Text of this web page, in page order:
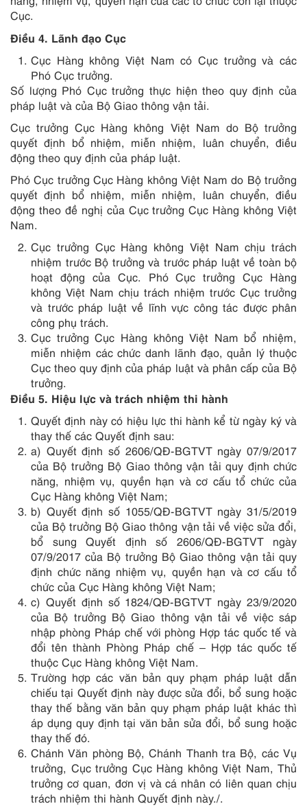
Cục.
Điều 4. Lãnh đạo Cục
Cục Hàng không Việt Nam có Cục trưởng và các
Phó Cục trưởng.
Số lượng Phó Cục trưởng thực hiện theo quy định của
pháp luật và của Bộ Giao thông vận tải.
Cục trưởng Cục Hàng không Việt Nam do Bộ trưởng
quyết định bổ nhiệm, miễn nhiệm, luân chuyển, điều
động theo quy định của pháp luật.
Phó Cục trưởng Cục Hàng không Việt Nam do Bộ trưởng
quyết định bổ nhiệm, miễn nhiệm, luân chuyển, điều
động theo đề nghị của Cục trưởng Cục Hàng không Việt
Nam.
Cục trưởng Cục Hàng không Việt Nam chịu trách
nhiệm trước Bộ trưởng và trước pháp luật về toàn bộ
hoạt động của Cục. Phó Cục trưởng Cục Hàng
không Việt Nam chịu trách nhiệm trước Cục trưởng
và trước pháp luật về lĩnh vực công tác được phân
công phụ trách.
Cục trưởng Cục Hàng không Việt Nam bổ nhiệm,
miễn nhiệm các chức danh lãnh đạo, quản lý thuộc
Cục theo quy định của pháp luật và phân cấp của Bộ
trưởng.
Điều 5. Hiệu lực và trách nhiệm thi hành
Quyết định này có hiệu lực thi hành kể từ ngày ký và
thay thế các Quyết định sau:
a) Quyết định số 2606/QĐ-BGTVT ngày 07/9/2017
của Bộ trưởng Bộ Giao thông vận tải quy định chức
năng, nhiệm vụ, quyền hạn và cơ cấu tổ chức của
Cục Hàng không Việt Nam;
b) Quyết định số 1055/QĐ-BGTVT ngày 31/5/2019
của Bộ trưởng Bộ Giao thông vận tải về việc sửa đổi,
bổ sung Quyết định số 2606/QĐ-BGTVT ngày
07/9/2017 của Bộ trưởng Bộ Giao thông vận tải quy
định chức năng nhiệm vụ, quyền hạn và cơ cấu tổ
chức của Cục Hàng không Việt Nam;
c) Quyết định số 1824/QĐ-BGTVT ngày 23/9/2020
của Bộ trưởng Bộ Giao thông vận tải về việc sáp
nhập phòng Pháp chế với phòng Hợp tác quốc tế và
đổi tên thành Phòng Pháp chế – Hợp tác quốc tế
thuộc Cục Hàng không Việt Nam.
Trường hợp các văn bản quy phạm pháp luật dẫn
chiếu tại Quyết định này được sửa đổi, bổ sung hoặc
thay thế bằng văn bản quy phạm pháp luật khác thì
áp dụng quy định tại văn bản sửa đổi, bổ sung hoặc
thay thế đó.
Chánh Văn phòng Bộ, Chánh Thanh tra Bộ, các Vụ
trưởng, Cục trưởng Cục Hàng không Việt Nam, Thủ
trưởng cơ quan, đơn vị và cá nhân có liên quan chịu
trách nhiệm thi hành Quyết định này./.